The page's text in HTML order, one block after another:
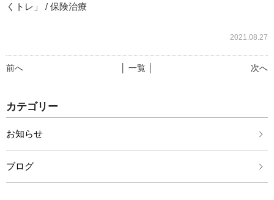
くトレ」 / 保険治療
2021.08.27
前へ 次へ
│ 一覧 │
カテゴリー
お知らせ
ブログ